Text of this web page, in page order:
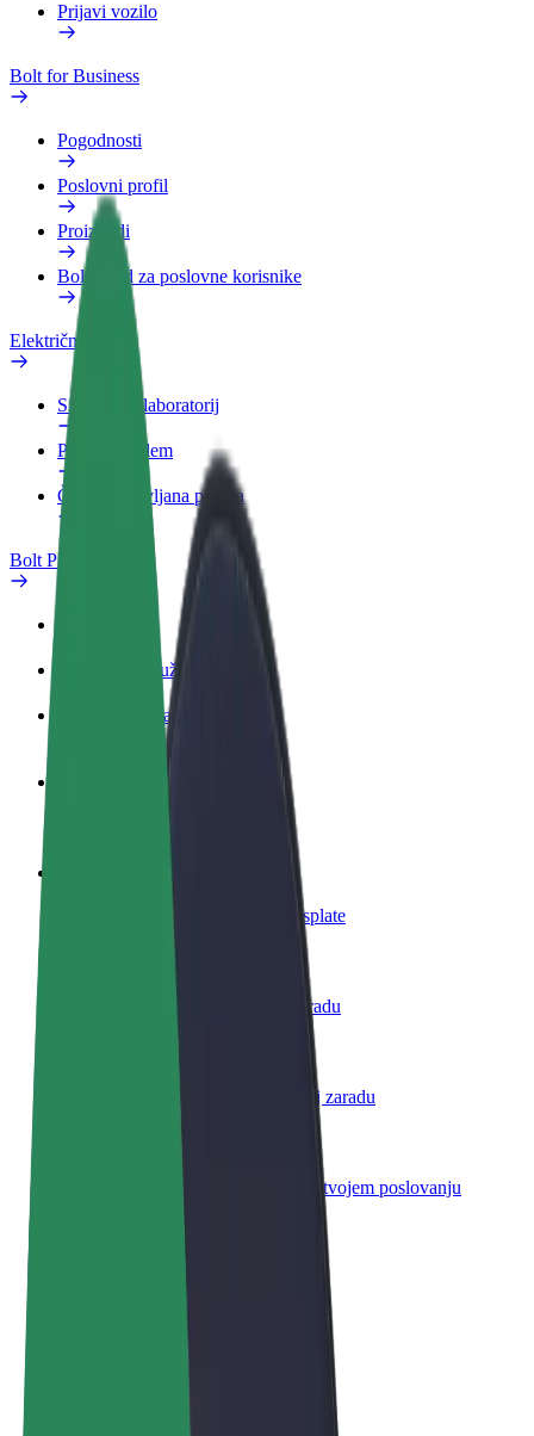
Prijavi vozilo
Bolt for Business
Pogodnosti
Poslovni profil
Proizvodi
Bolt Food za poslovne korisnike
Električni bicikli
Sigurnosni laboratorij
Prijavi problem
Često postavljana pitanja
Bolt Plus
Kako se pridružiti
Često postavljana pitanja
Dostavljaj hranu i primaj tjedne isplate
Dodaj restoran ili trgovinu
Dosegni više kupaca i povećaj zaradu
Registriraj se kao vlasnik flote
Dodaj svoju flotu na Bolt i povećaj zaradu
Bolt proizvodi i usluge prilagođeni tvojem poslovanju